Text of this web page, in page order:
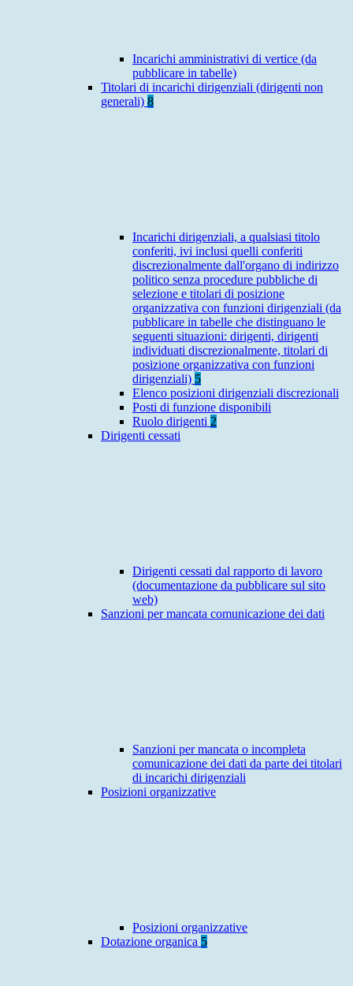
Incarichi amministrativi di vertice (da
pubblicare in tabelle)
Titolari di incarichi dirigenziali (dirigenti non
generali) 8
Incarichi dirigenziali, a qualsiasi titolo
conferiti, ivi inclusi quelli conferiti
discrezionalmente dall'organo di indirizzo
politico senza procedure pubbliche di
selezione e titolari di posizione
organizzativa con funzioni dirigenziali (da
pubblicare in tabelle che distinguano le
seguenti situazioni: dirigenti, dirigenti
individuati discrezionalmente, titolari di
posizione organizzativa con funzioni
dirigenziali) 5
Elenco posizioni dirigenziali discrezionali
Posti di funzione disponibili
Ruolo dirigenti 2
Dirigenti cessati
Dirigenti cessati dal rapporto di lavoro
(documentazione da pubblicare sul sito
web)
Sanzioni per mancata comunicazione dei dati
Sanzioni per mancata o incompleta
comunicazione dei dati da parte dei titolari
di incarichi dirigenziali
Posizioni organizzative
Posizioni organizzative
Dotazione organica 5